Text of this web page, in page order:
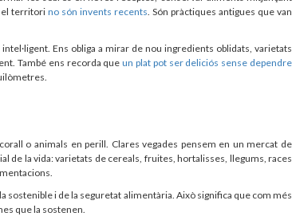
el territorino són invents recents . Són pràctiques antigues que van
Ens obliga a mirar de nou ingredients oblidats, varietats
També ens recorda queun plat pot ser deliciós sense dependre
o animals en perill. Clares vegades pensem en un mercat de
de la vida: varietats de cereals, fruites, hortalisses, llegums, races
sostenible i de la seguretat alimentària. Això significa que com més
que la sostenen.